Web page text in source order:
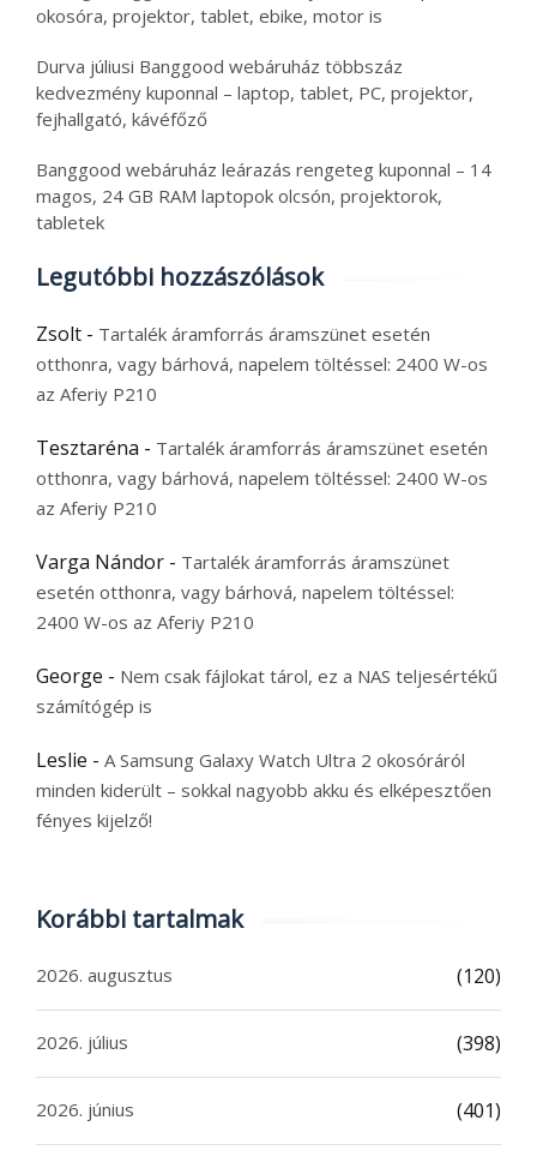
okosóra, projektor, tablet, ebike, motor is
Durva júliusi Banggood webáruház többszáz
kedvezmény kuponnal – laptop, tablet, PC, projektor,
fejhallgató, kávéfőző
Banggood webáruház leárazás rengeteg kuponnal – 14
magos, 24 GB RAM laptopok olcsón, projektorok,
tabletek
Legutóbbi hozzászólások
Zsolt - Tartalék áramforrás áramszünet esetén
otthonra, vagy bárhová, napelem töltéssel: 2400 W-os
az Aferiy P210
Tesztaréna - Tartalék áramforrás áramszünet esetén
otthonra, vagy bárhová, napelem töltéssel: 2400 W-os
az Aferiy P210
Varga Nándor - Tartalék áramforrás áramszünet
esetén otthonra, vagy bárhová, napelem töltéssel:
2400 W-os az Aferiy P210
George - Nem csak fájlokat tárol, ez a NAS teljesértékű
számítógép is
Leslie - A Samsung Galaxy Watch Ultra 2 okosóráról
minden kiderült – sokkal nagyobb akku és elképesztően
fényes kijelző!
Korábbi tartalmak
2026. augusztus (120)
2026. július (398)
2026. június (401)